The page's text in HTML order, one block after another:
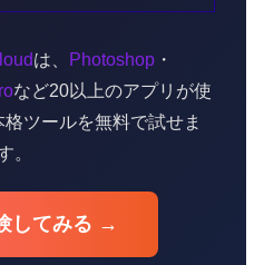
は、 Photoshop・
など20以上のアプリが使
ツールを無料で試せま
。
してみる →